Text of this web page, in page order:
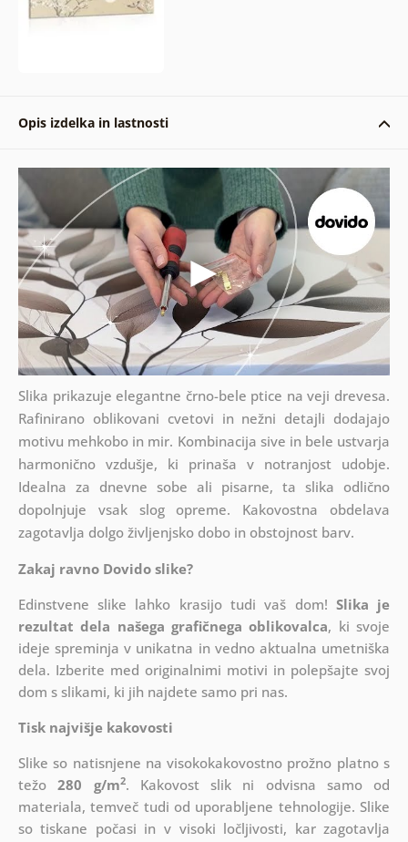
Opis izdelka in lastnosti
Slika prikazuje elegantne črno-bele ptice na veji drevesa.
Rafinirano oblikovani cvetovi in nežni detajli dodajajo
motivu mehkobo in mir. Kombinacija sive in bele ustvarja
harmonično vzdušje, ki prinaša v notranjost udobje.
Idealna za dnevne sobe ali pisarne, ta slika odlično
dopolnjuje vsak slog opreme. Kakovostna obdelava
zagotavlja dolgo življenjsko dobo in obstojnost barv.
Zakaj ravno Dovido slike?
Edinstvene slike lahko krasijo tudi vaš dom! Slika je
rezultat dela našega grafičnega oblikovalca, ki svoje
ideje spreminja v unikatna in vedno aktualna umetniška
dela. Izberite med originalnimi motivi in polepšajte svoj
dom s slikami, ki jih najdete samo pri nas.
Tisk najvišje kakovosti
Slike so natisnjene na visokokakovostno prožno platno s
težo280 g/m2. Kakovost slik ni odvisna samo od
materiala, temveč tudi od uporabljene tehnologije. Slike
so tiskane počasi in v visoki ločljivosti, kar zagotavlja